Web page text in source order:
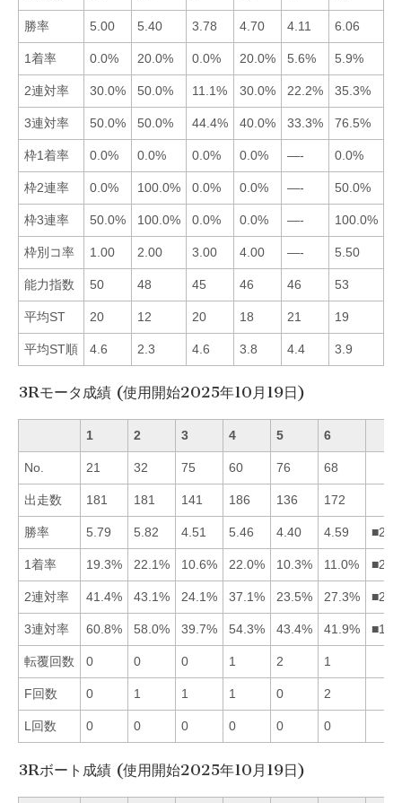
勝率 5.00 5.40 3.78 4.70 4.11 6.06
1着率 0.0% 20.0% 0.0% 20.0% 5.6% 5.9%
2連対率 30.0% 50.0% 11.1% 30.0% 22.2% 35.3%
3連対率 50.0% 50.0% 44.4% 40.0% 33.3% 76.5%
枠1着率 0.0% 0.0% 0.0% 0.0% —- 0.0%
枠2連率 0.0% 100.0% 0.0% 0.0% —- 50.0%
枠3連率 50.0% 100.0% 0.0% 0.0% —- 100.0%
枠別コ率 1.00 2.00 3.00 4.00 —- 5.50
能力指数 50 48 45 46 46 53
平均ST 20 12 20 18 21 19
平均ST順 4.6 2.3 4.6 3.8 4.4 3.9
3Rモータ成績 (使用開始2025年10月19日)
1 2 3 4 5 6
No. 21 32 75 60 76 68
出走数 181 181 141 186 136 172
勝率 5.79 5.82 4.51 5.46 4.40 4.59
1着率 19.3% 22.1% 10.6% 22.0% 10.3% 11.0%
2連対率 41.4% 43.1% 24.1% 37.1% 23.5% 27.3%
3連対率 60.8% 58.0% 39.7% 54.3% 43.4% 41.9%
転覆回数 0 0 0 1 2 1
F回数 0 1 1 1 0 2
L回数 0 0 0 0 0 0
3Rボート成績 (使用開始2025年10月19日)